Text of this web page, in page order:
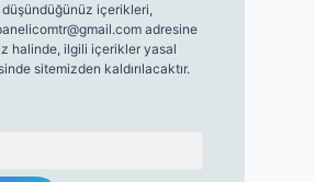
içerikleri,
adresine
halinde, ilgili içerikler yasal
sitemizden kaldırılacaktır.